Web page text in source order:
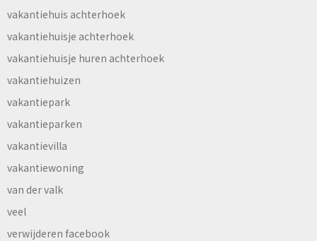
vakantiehuis achterhoek
vakantiehuisje achterhoek
vakantiehuisje huren achterhoek
vakantiehuizen
vakantiepark
vakantieparken
vakantievilla
vakantiewoning
van der valk
veel
verwijderen facebook